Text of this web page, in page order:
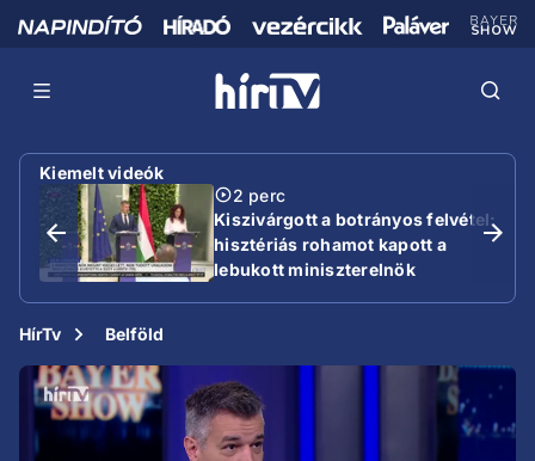
Kiemelt videók
2 perc
Kiszivárgott a botrányos felvétel:
hisztériás rohamot kapott a
lebukott miniszterelnök
HírTv Belföld